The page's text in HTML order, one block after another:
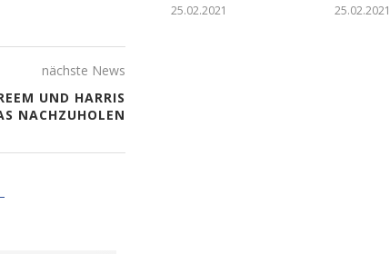
nächste News
UND HARRIS
NACHZUHOLEN
25.02.2021 25.02.2021